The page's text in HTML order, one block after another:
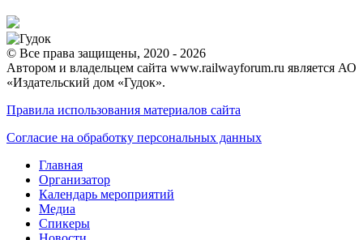
© Все права защищены, 2020 - 2026
Автором и владельцем сайта www.railwayforum.ru является АО
«Издательский дом «Гудок».
Правила использования материалов сайта
Согласие на обработку персональных данных
Главная
Организатор
Календарь мероприятий
Медиа
Спикеры